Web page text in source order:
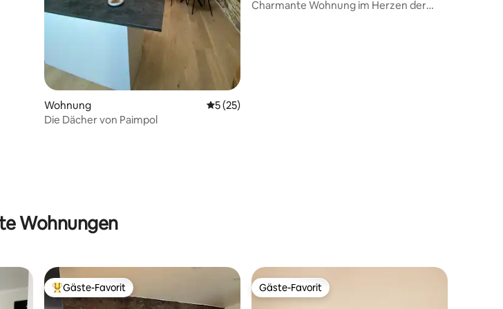
Wohnung Durchschnittliche Bewertung: 5 von 5, 25 Bewertungen
5 (25)
Die Dächer von Paimpol
Charmante Wohnung im Herzen der
Wohnungen
Beliebter Gäste-Favorit.
Gäste-Favorit Gäste-Favorit
Gäste-Favorit